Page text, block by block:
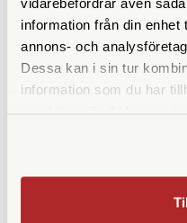
information från din
annons- och
Dessa kan i sin tur
information som du har
SPECIFIKATIONER